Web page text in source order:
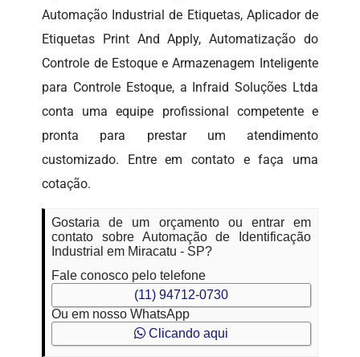
Automação Industrial de Etiquetas, Aplicador de
Etiquetas Print And Apply, Automatização do
Controle de Estoque e Armazenagem Inteligente
para Controle Estoque, a Infraid Soluções Ltda
conta uma equipe profissional competente e
pronta para prestar um atendimento
customizado. Entre em contato e faça uma
cotação.
Gostaria de um orçamento ou entrar em
contato sobre Automação de Identificação
Industrial em Miracatu - SP?
Fale conosco pelo telefone
(11) 94712-0730
Ou em nosso WhatsApp
Clicando aqui